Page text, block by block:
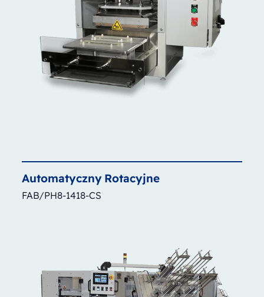
Automatyczny Rotacyjne
FAB/PH8-1418-CS